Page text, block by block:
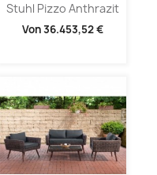
Stuhl Pizzo Anthrazit
Von36.453,52 €